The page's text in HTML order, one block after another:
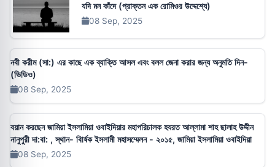
যদি মন কাঁদে (প্রাক্তন এক রোমিওর উদ্দেশ্যে)
08 Sep, 2025
নবী করীম (সা:) এর কাছে এক ব্যাক্তি আসল এবং বলল জেনা করার জন্য অনুমতি দিন-
(ভিডিও)
08 Sep, 2025
বয়ান করছেন জামিয়া ইসলামিয়া ওবাইদিয়ার মহাপরিচালক হযরত আল্লামা শাহ ছালাহ উদ্দীন
নানুপুরী দা:বা: , স্থান- বাি‍র্ষক ইসলামী মহাসম্মেলন - ২০১৫, জামিয়া ইসলামিয়া ওবাইদিয়া
08 Sep, 2025